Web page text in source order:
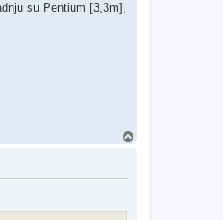
su Pentium [3,3m],